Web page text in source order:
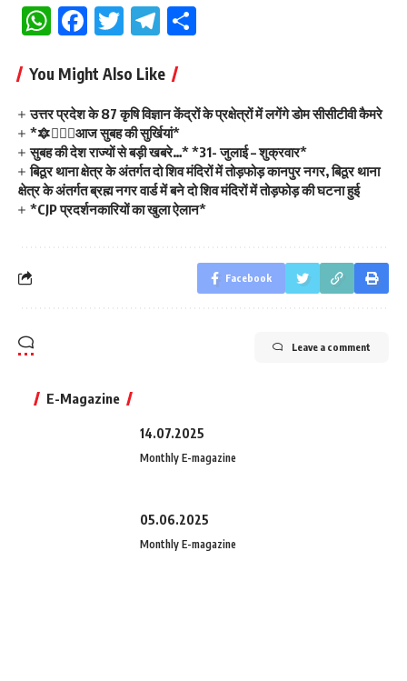
WhatsApp
Facebook
TwitterTelegram
You Might Also Like
उत्तर प्रदेश के 87 कृषि विज्ञान केंद्रों के प्रक्षेत्रों में लगेंगे डोम सीसीटीवी कैमरे
*🔯💁🏻‍♂️आज सुबह की सुर्खियां*
सुबह की देश राज्यों से बड़ी खबरे…* *31- जुलाई – शुक्रवार*
बिठूर थाना क्षेत्र के अंतर्गत दो शिव मंदिरों में तोड़फोड़ कानपुर नगर, बिठूर थाना
क्षेत्र के अंतर्गत ब्रह्म नगर वार्ड में बने दो शिव मंदिरों में तोड़फोड़ की घटना हुई
*CJP प्रदर्शनकारियों का खुला ऐलान*
Facebook
Leave a comment
E-Magazine
14.07.2025
Monthly E-magazine
05.06.2025
Monthly E-magazine